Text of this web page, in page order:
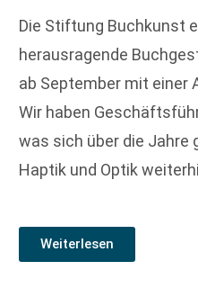
Die Stiftung Buchkunst
herausragende
ab September mit einer
Wir haben
was sich über die Jahre
Haptik und Optik
Weiterlesen